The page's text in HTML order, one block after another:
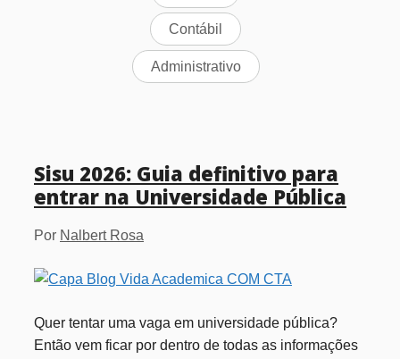
Contábil
Administrativo
Sisu 2026: Guia definitivo para
entrar na Universidade Pública
Por Nalbert Rosa
Quer tentar uma vaga em universidade pública?
Então vem ficar por dentro de todas as informações